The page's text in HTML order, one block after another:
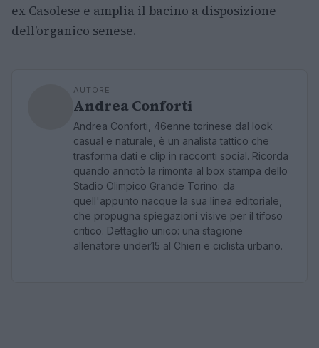
ex Casolese e amplia il bacino a disposizione
dell’organico senese.
AUTORE
Andrea Conforti
Andrea Conforti, 46enne torinese dal look
casual e naturale, è un analista tattico che
trasforma dati e clip in racconti social. Ricorda
quando annotò la rimonta al box stampa dello
Stadio Olimpico Grande Torino: da
quell'appunto nacque la sua linea editoriale,
che propugna spiegazioni visive per il tifoso
critico. Dettaglio unico: una stagione
allenatore under15 al Chieri e ciclista urbano.